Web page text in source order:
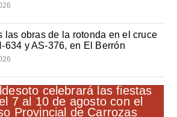
las obras de la rotonda en el cruce
634 y AS-376, en El Berrón